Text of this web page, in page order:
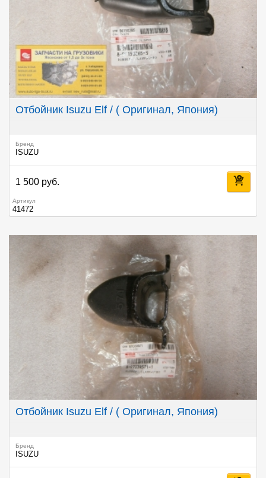
Отбойник Isuzu Elf / ( Оригинал, Япония)
Бренд
ISUZU
1 500 руб.
Артикул
41472
Отбойник Isuzu Elf / ( Оригинал, Япония)
Бренд
ISUZU